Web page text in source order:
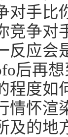
对手比
竞争对
反应会
后再
程度如
情怀渲
及的地